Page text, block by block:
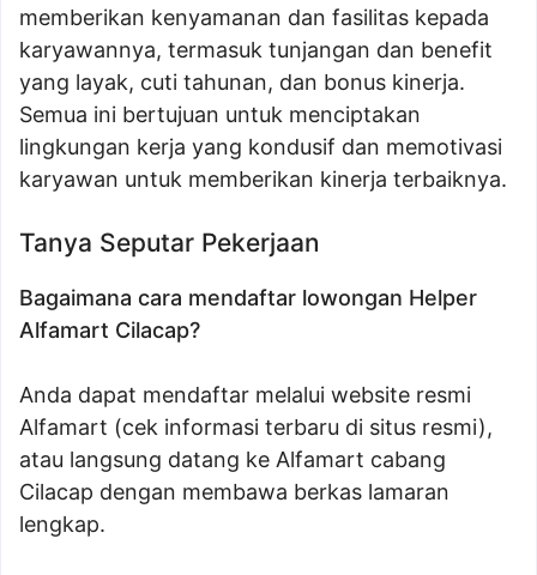
memberikan kenyamanan dan fasilitas kepada
karyawannya, termasuk tunjangan dan benefit
yang layak, cuti tahunan, dan bonus kinerja.
Semua ini bertujuan untuk menciptakan
lingkungan kerja yang kondusif dan memotivasi
karyawan untuk memberikan kinerja terbaiknya.
Tanya Seputar Pekerjaan
Bagaimana cara mendaftar lowongan Helper
Alfamart Cilacap?
Anda dapat mendaftar melalui website resmi
Alfamart (cek informasi terbaru di situs resmi),
atau langsung datang ke Alfamart cabang
Cilacap dengan membawa berkas lamaran
lengkap.